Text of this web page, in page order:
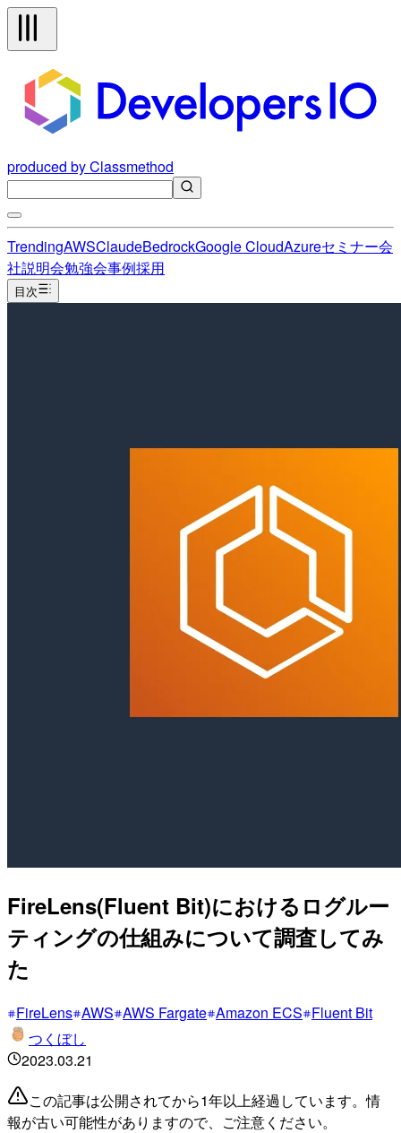
produced by Classmethod
TrendingAWSClaudeBedrockGoogle CloudAzureセミナー会
社説明会勉強会事例採用
目次
FireLens(Fluent Bit)におけるログルー
ティングの仕組みについて調査してみ
た
FireLens AWS AWS Fargate Amazon ECS Fluent Bit
つくぼし
2023.03.21
この記事は公開されてから1年以上経過しています。情
報が古い可能性がありますので、ご注意ください。